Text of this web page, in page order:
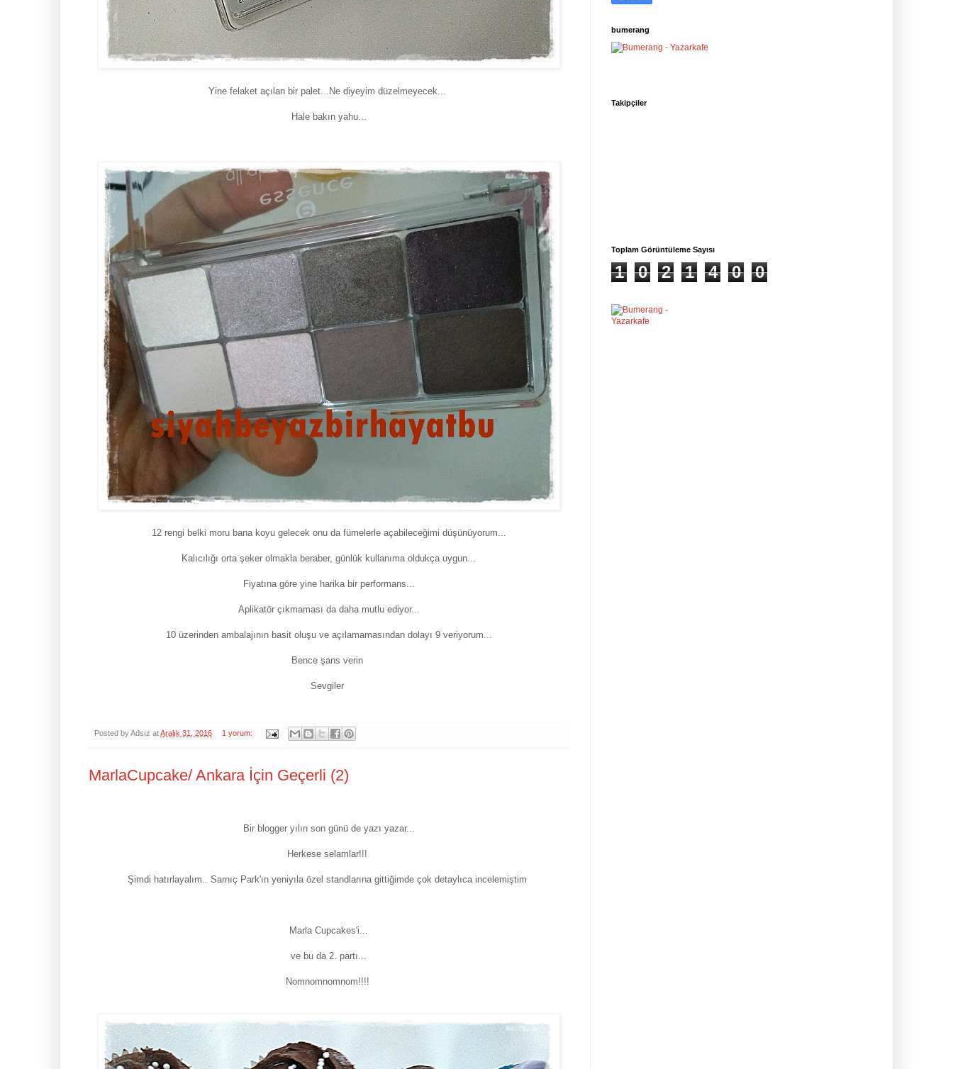
Yine felaket açılan bir palet...Ne diyeyim düzelmeyecek...
Hale bakın yahu...
12 rengi belki moru bana koyu gelecek onu da fümelerle açabileceğimi düşünüyorum...
Kalıcılığı orta şeker olmakla beraber, günlük kullanıma oldukça uygun...
Fiyatına göre yine harika bir performans...
Aplikatör çıkmaması da daha mutlu ediyor...
10 üzerinden ambalajının basit oluşu ve açılamamasından dolayı 9 veriyorum...
Bence şans verin
Sevgiler
Posted byAdsız atAralık 31, 2016 1 yorum:
MarlaCupcake/ Ankara İçin Geçerli (2)
Bir blogger yılın son günü de yazı yazar...
Herkese selamlar!!!
Şimdi hatırlayalım.. Sarnıç Park'ın yeniyıla özel standlarına gittiğimde çok detaylıca incelemiştim
Marla Cupcakes'i...
ve bu da 2. partı...
Nomnomnomnom!!!!
bumerang
Takipçiler
Toplam Görüntüleme Sayısı
1 0 2 1 4 0 0